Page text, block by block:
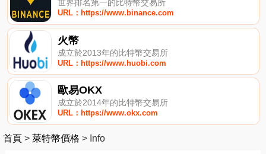
世界排名第一的比特幣交易所
URL：https://www.binance.com
火幣
成立於2013年的比特幣交易所
URL：https://www.huobi.com
歐易OKX
成立於2014年的比特幣交易所
URL：https://www.okx.com
首頁 > 萊特幣價格 > Info